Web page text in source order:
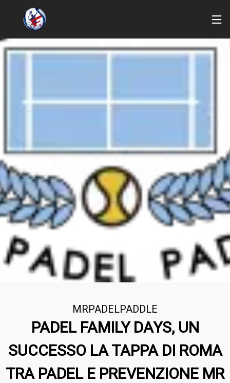
MRPADELPADDLE
PADEL FAMILY DAYS, UN
SUCCESSO LA TAPPA DI ROMA
TRA PADEL E PREVENZIONE MR